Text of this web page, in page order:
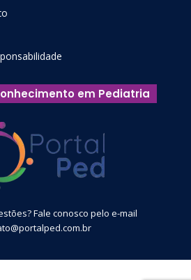
em Pediatria
Fale conosco pelo e-mail